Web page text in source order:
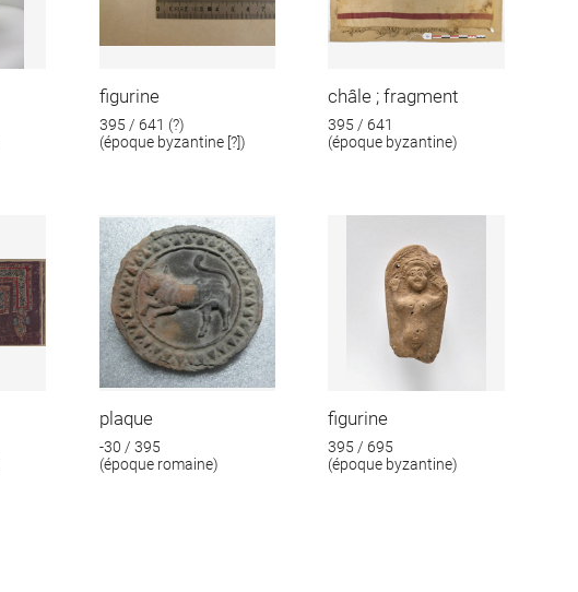
figurine
395 / 641 (?)
(époque byzantine [?])
châle ; fragment
395 / 641
(époque byzantine)
plaque
-30 / 395
(époque romaine)
figurine
395 / 695
(époque byzantine)